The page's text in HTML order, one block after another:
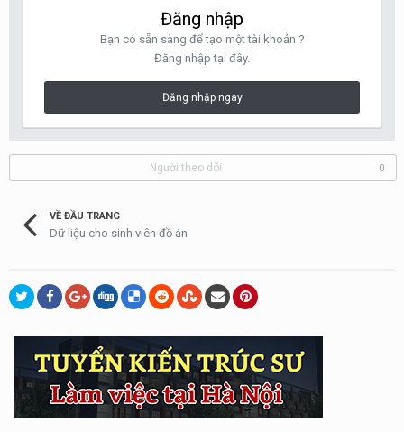
Đăng nhập
Bạn có sẵn sàng để tạo một tài khoản ?
Đăng nhập tại đây.
Đăng nhập ngay
Người theo dõi 0
VỀ ĐẦU TRANG
Dữ liệu cho sinh viên đồ án